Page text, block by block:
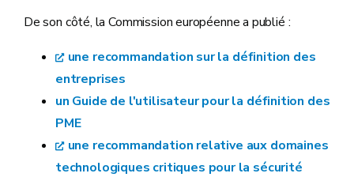
De son côté, la Commission européenne a publié :
une recommandation sur la définition des
entreprises
un Guide de l'utilisateur pour la définition des
PME
une recommandation relative aux domaines
technologiques critiques pour la sécurité